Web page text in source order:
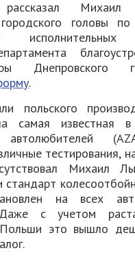
Михаил
головы
исполнительных
Днепровского
.
польского
самая известная в
автолюбителей
тестирования,
Михаил
стандарт
на всех
с учетом
это вышло